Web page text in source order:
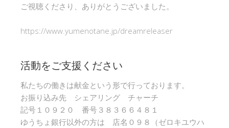
ご視聴くださり、ありがとうございました。
https://www.yumenotane.jp/dreamreleaser
活動をご支援ください
私たちの働きは献金という形で行っております。
お振り込み先 シェアリング チャーチ
記号１０９２０ 番号３８３６６４８１
ゆうちょ銀行以外の方は 店名０９８（ゼロキユウハ